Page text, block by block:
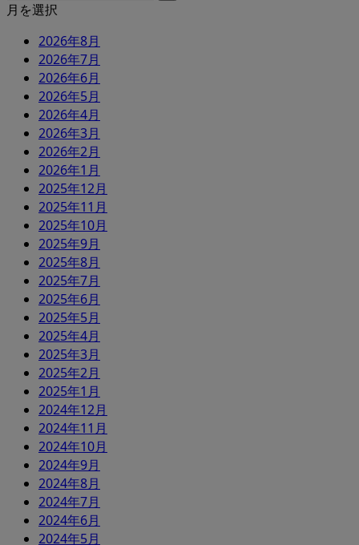
月を選択
2026年8月
2026年7月
2026年6月
2026年5月
2026年4月
2026年3月
2026年2月
2026年1月
2025年12月
2025年11月
2025年10月
2025年9月
2025年8月
2025年7月
2025年6月
2025年5月
2025年4月
2025年3月
2025年2月
2025年1月
2024年12月
2024年11月
2024年10月
2024年9月
2024年8月
2024年7月
2024年6月
2024年5月